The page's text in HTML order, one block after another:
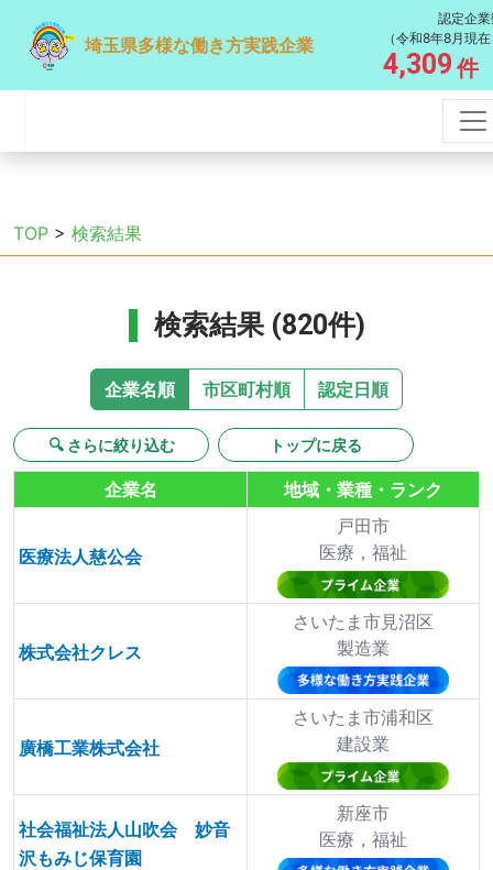
埼玉県多様な働き方実践企業
認定企
（令和8年8月現
4,309 件
TOP > 検索結果
検索結果 (820件)
企業名順 市区町村順 認定日順
🔍 さらに絞り込む トップに戻る
企業名 地域・業種・ランク
医療法人慈公会
戸田市
医療，福祉
株式会社クレス
さいたま市見沼区
製造業
廣橋工業株式会社
さいたま市浦和区
建設業
社会福祉法人山吹会 妙音
沢もみじ保育園
新座市
医療，福祉